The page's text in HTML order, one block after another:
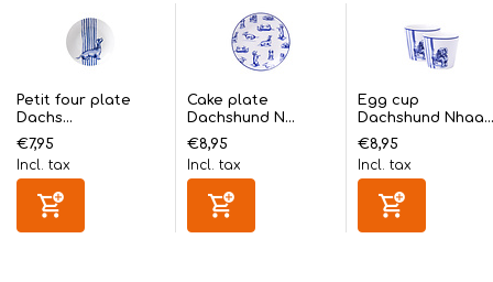
Petit four plate
Dachs...
€7,95
Incl. tax
Cake plate
Dachshund N...
€8,95
Incl. tax
Egg cup
Dachshund Nhaa...
€8,95
Incl. tax